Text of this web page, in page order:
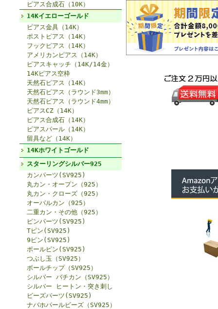
ピアス合成石（10K）
14Kイエローゴールド
ピアス金具（14K）
ポストピアス（14K）
フックピアス（14K）
アメリカンピアス（14K）
ピアスキャッチ（14K/14金）
14Kピアス空枠
天然石ピアス（14K）
天然石ピアス（ラウンド3mm）
天然石ピアス（ラウンド4mm）
ピアスCZ（14K）
ピアス合成石（14K）
ピアスパール（14K）
留具など（14K）
14Kホワイトゴールド
スターリングシルバー925
カンパーツ(SV925)
丸カン・オープン（925）
丸カン・クローズ（925）
オーバルカン（925）
二重カン・その他（925）
ピンパーツ(SV925)
Tピン(SV925)
9ピン(SV925)
ボールピン(SV925)
つぶし玉（SV925）
ボールチップ（SV925）
シルバー バチカン（SV925）
シルバー ヒートン・突き刺し
ビーズパーツ(SV925)
ナバホパールビーズ（SV925）